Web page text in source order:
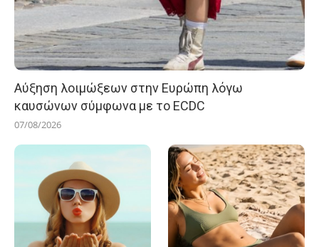
Αύξηση λοιμώξεων στην Ευρώπη λόγω
καυσώνων σύμφωνα με το ECDC
07/08/2026